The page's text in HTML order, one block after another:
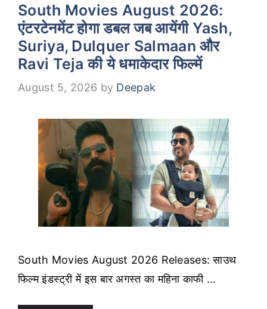
South Movies August 2026:
एंटरटेनमेंट होगा डबल जब आयेंगी Yash,
Suriya, Dulquer Salmaan और
Ravi Teja की ये धमाकेदार फिल्में
August 5, 2026 by Deepak
South Movies August 2026 Releases: साउथ
फिल्म इंडस्ट्री में इस बार अगस्त का महिना काफी …